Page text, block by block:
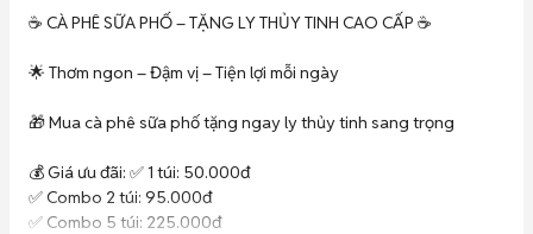
☕ CÀ PHÊ SỮA PHỐ – TẶNG LY THỦY TINH CAO CẤP ☕
🌟 Thơm ngon – Đậm vị – Tiện lợi mỗi ngày
🎁 Mua cà phê sữa phố tặng ngay ly thủy tinh sang trọng
💰 Giá ưu đãi: ✅ 1 túi: 50.000đ
✅ Combo 2 túi: 95.000đ
✅ Combo 5 túi: 225.000đ